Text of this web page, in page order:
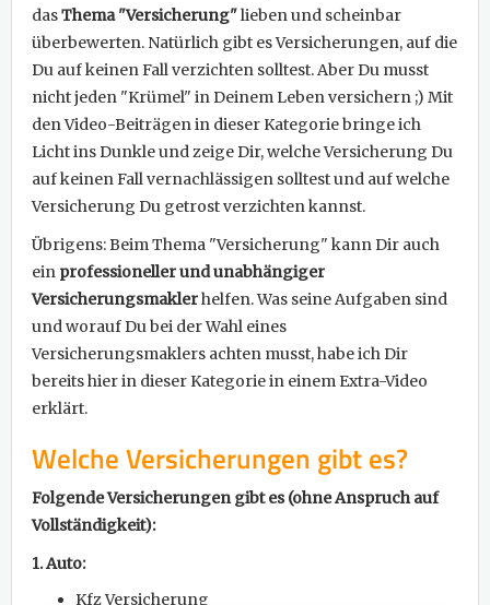
dasThema "Versicherung"lieben und scheinbar
überbewerten. Natürlich gibt es Versicherungen, auf die
Du auf keinen Fall verzichten solltest. Aber Du musst
nicht jeden "Krümel" in Deinem Leben versichern ;) Mit
den Video-Beiträgen in dieser Kategorie bringe ich
Licht ins Dunkle und zeige Dir, welche Versicherung Du
auf keinen Fall vernachlässigen solltest und auf welche
Versicherung Du getrost verzichten kannst.
Übrigens: Beim Thema "Versicherung" kann Dir auch
ein professioneller und unabhängiger
Versicherungsmaklerhelfen. Was seine Aufgaben sind
und worauf Du bei der Wahl eines
Versicherungsmaklers achten musst, habe ich Dir
bereits hier in dieser Kategorie in einem Extra-Video
erklärt.
Welche Versicherungen gibt es?
Folgende Versicherungen gibt es (ohne Anspruch auf
Vollständigkeit):
1. Auto:
Kfz Versicherung